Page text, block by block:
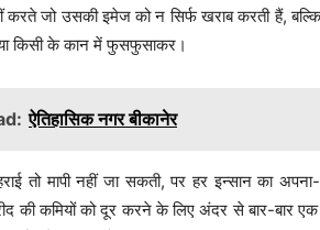
करते जो उसकी इमेज को न सिर्फ खराब करती हैं,
किसी के कान में फुसफुसाकर।
ऐतिहासिक नगर बीकानेर
तो मापी नहीं जा सकती, पर हर इन्सान का
की कमियों को दूर करने के लिए अंदर से बार-बार एक